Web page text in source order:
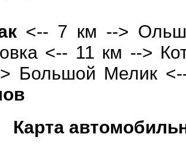
<-- 7 км -->
<-- 11 км -->
Большой Мелик
Карта